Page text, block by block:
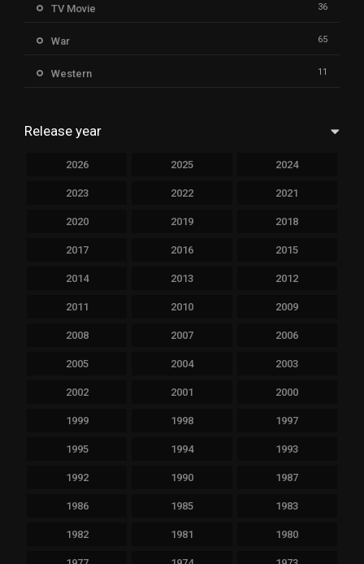
TV Movie 36
War 65
Western 11
Release year
2026 2025 2024
2023 2022 2021
2020 2019 2018
2017 2016 2015
2014 2013 2012
2011 2010 2009
2008 2007 2006
2005 2004 2003
2002 2001 2000
1999 1998 1997
1995 1994 1993
1992 1990 1987
1986 1985 1983
1982 1981 1980